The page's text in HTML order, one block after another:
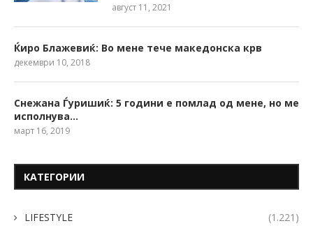
август 11, 2021
Ќиро Блажевиќ: Во мене тече македонска крв
декември 10, 2018
Снежана Ѓуришиќ: 5 години е помлад од мене, но ме
исполнува…
март 16, 2019
КАТЕГОРИИ
LIFESTYLE (1.221)